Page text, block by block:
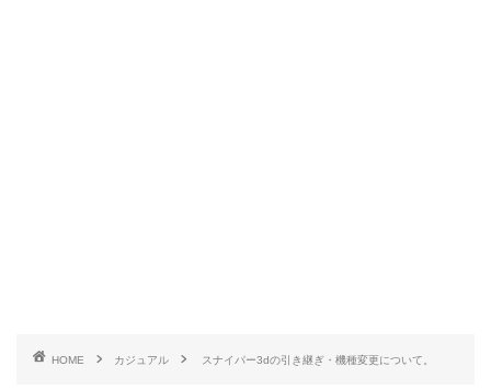
HOME カジュアル スナイパー3dの引き継ぎ・機種変更について。